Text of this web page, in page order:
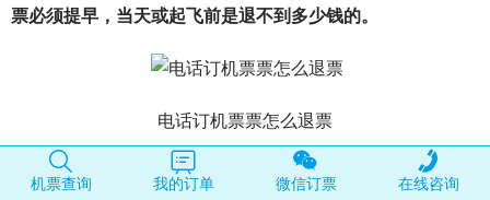
票必须提早，当天或起飞前是退不到多少钱的。
电话订机票票怎么退票
订机票手续费
机票查询 我的订单 微信订票 在线咨询